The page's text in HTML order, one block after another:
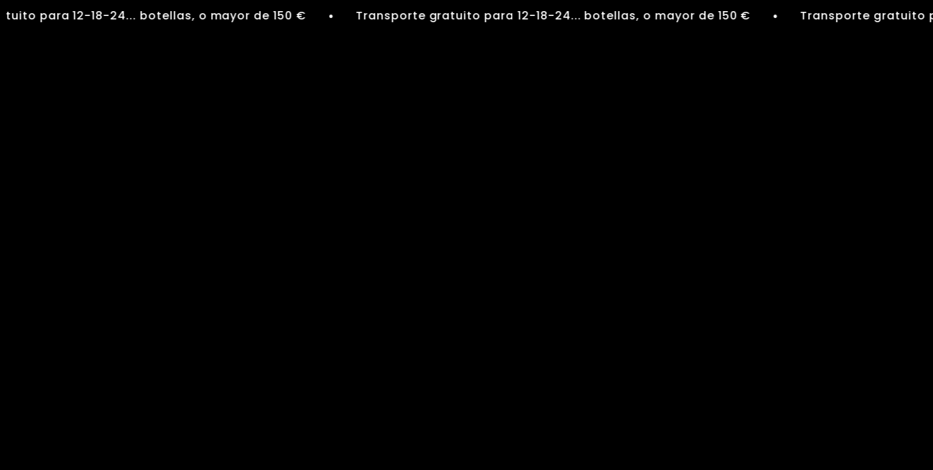
Ir
12-18-24... botellas, o mayor de 150 € ● Transporte gratuito para 12-18-24... botellas, o mayor de 150 € ● Transporte gratuito para